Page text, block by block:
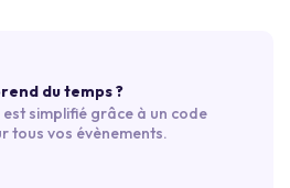
du temps ?
est simplifié grâce à un code
tous vos évènements.